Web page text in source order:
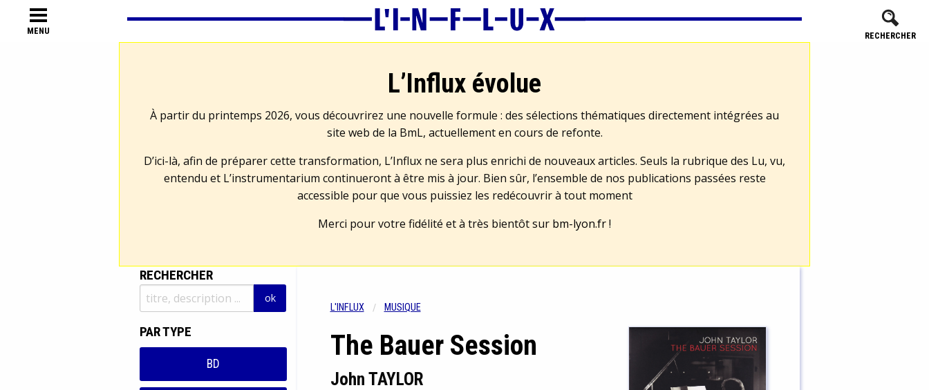
MENU RECHERCHER
L’Influx évolue
À partir du printemps 2026, vous découvrirez une nouvelle formule : des sélections thématiques directement intégrées au
site web de la BmL, actuellement en cours de refonte.
D’ici-là, afin de préparer cette transformation, L’Influx ne sera plus enrichi de nouveaux articles. Seuls la rubrique des Lu, vu,
entendu et L’instrumentarium continueront à être mis à jour. Bien sûr, l’ensemble de nos publications passées reste
accessible pour que vous puissiez les redécouvrir à tout moment
Merci pour votre fidélité et à très bientôt sur bm-lyon.fr!
RECHERCHER
PAR TYPE
BD
L'INFLUX MUSIQUE
The Bauer Session
John TAYLOR